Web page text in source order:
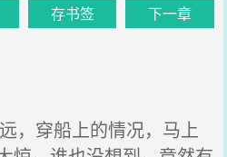
存书签 下一章
，穿船上的情况，马上